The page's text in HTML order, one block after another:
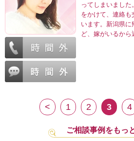
ってしまいまし
をかけて、連絡も
います。新潟県に
ど、嫁がいるから
< 1 2 3 4
ご相談事例をもっ